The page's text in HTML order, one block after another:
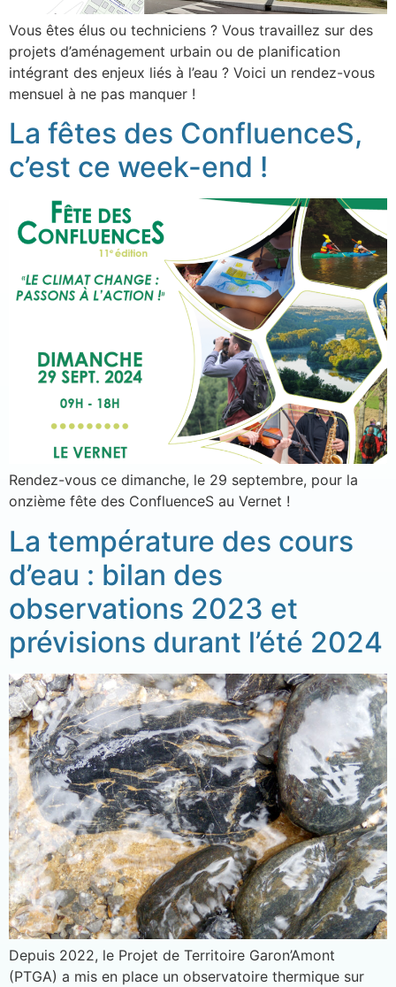
Vous êtes élus ou techniciens ? Vous travaillez sur des
projets d’aménagement urbain ou de planification
intégrant des enjeux liés à l’eau ? Voici un rendez-vous
mensuel à ne pas manquer !
La fêtes des ConfluenceS,
c’est ce week-end !
Rendez-vous ce dimanche, le 29 septembre, pour la
onzième fête des ConfluenceS au Vernet !
La température des cours
d’eau : bilan des
observations 2023 et
prévisions durant l’été 2024
Depuis 2022, le Projet de Territoire Garon’Amont
(PTGA) a mis en place un observatoire thermique sur